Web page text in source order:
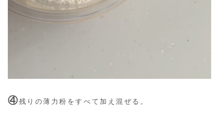
④残りの薄力粉をすべて加え混ぜる。